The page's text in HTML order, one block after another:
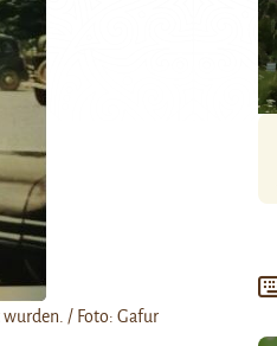
/ Foto: Gafur